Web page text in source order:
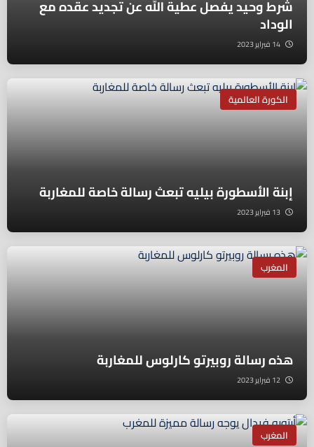
شرط وحيد يفصل عطية الله عن تجديد عقده مع
الوداد
الكورة العالمية
إبنة الأسطورة بيليه تبعث رسالة خاصة للمغاربة
المغرب
هذه رسالة روبيرتو كارلوس للمغاربة
المغرب